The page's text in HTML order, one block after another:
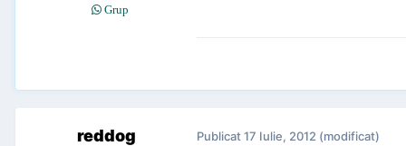
Grup
reddog Publicat17 Iulie, 2012 (modificat)